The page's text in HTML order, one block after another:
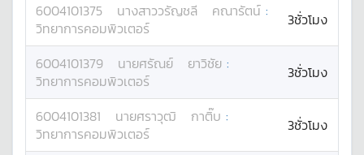
6004101375 นางสาววรัญชลี คณารัตน์ :
วิทยาการคอมพิวเตอร์
3ชั่วโมง
6004101379 นายศรัณย์ ยาวิชัย :
วิทยาการคอมพิวเตอร์
3ชั่วโมง
6004101381 นายศราวุฒิ กาติ๊บ :
วิทยาการคอมพิวเตอร์
3ชั่วโมง